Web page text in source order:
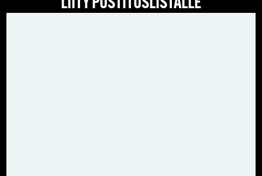
LIITY POSTITUSLISTALLE